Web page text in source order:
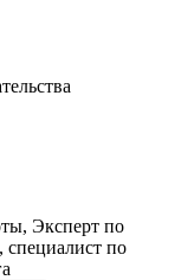
Эксперт по
специалист по